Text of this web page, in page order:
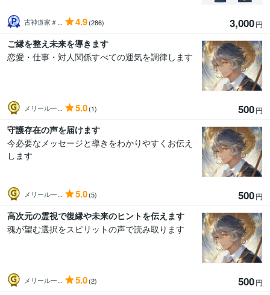
古神道家＃... 4.9(286) 3,000円
ご縁を整え未来を導きます
恋愛・仕事・対人関係すべての運気を調律します
メリールー... 5.0(1) 500円
守護存在の声を届けます
今必要なメッセージと導きをわかりやすくお伝え
します
メリールー... 5.0(5) 500円
高次元の霊視で復縁や未来のヒントを伝えます
魂が望む選択をスピリットの声で読み取ります
メリールー... 5.0(2) 500円